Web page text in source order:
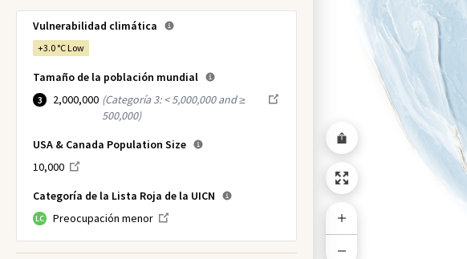
Vulnerabilidad climática
+3.0 °C Low
Tamaño de la población mundial
3 2,000,000 (Categoría 3: < 5,000,000 and ≥
500,000)
USA & Canada Population Size
10,000
Categoría de la Lista Roja de la UICN
LC Preocupación menor